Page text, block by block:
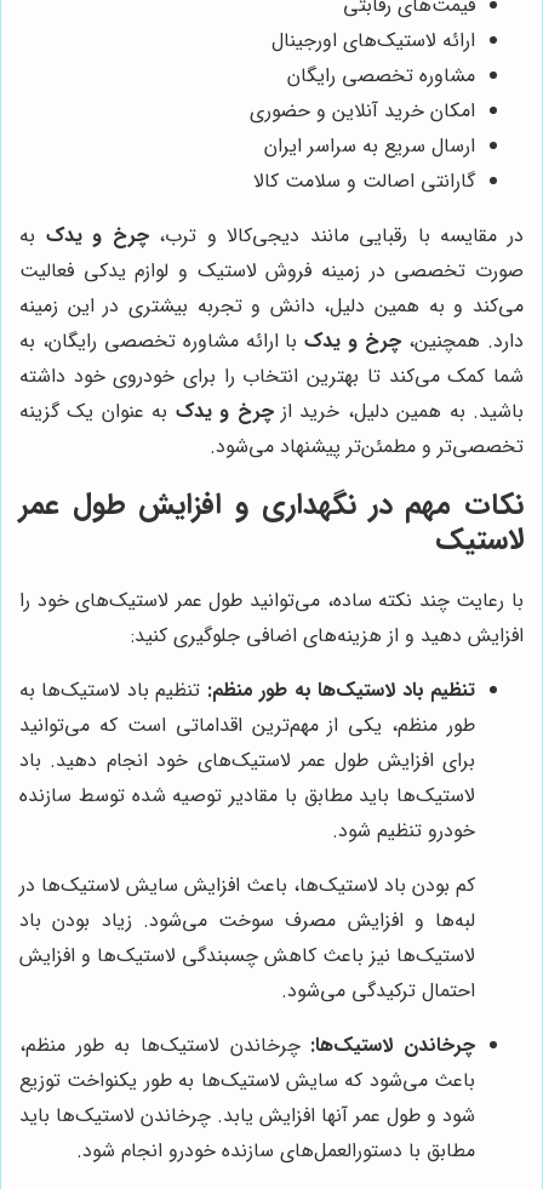
ارائه لاستیک‌های اورجینال
مشاوره تخصصی رایگان
امکان خرید آنلاین و حضوری
ارسال سریع به سراسر ایران
گارانتی اصالت و سلامت کالا
در مقایسه با رقبایی مانند دیجی‌کالا و ترب،چرخ و یدک به
صورت تخصصی در زمینه فروش لاستیک و لوازم یدکی فعالیت
می‌کند و به همین دلیل، دانش و تجربه بیشتری در این زمینه
دارد. همچنین، چرخ و یدکبا ارائه مشاوره تخصصی رایگان، به
شما کمک می‌کند تا بهترین انتخاب را برای خودروی خود داشته
باشید. به همین دلیل، خرید ازچرخ و یدک به عنوان یک گزینه
تخصصی‌تر و مطمئن‌تر پیشنهاد می‌شود.
نکات مهم در نگهداری و افزایش طول عمر
لاستیک
با رعایت چند نکته ساده، می‌توانید طول عمر لاستیک‌های خود را
افزایش دهید و از هزینه‌های اضافی جلوگیری کنید:
تنظیم باد لاستیک‌ها به طور منظم: تنظیم باد لاستیک‌ها به
طور منظم، یکی از مهم‌ترین اقداماتی است که می‌توانید
برای افزایش طول عمر لاستیک‌های خود انجام دهید. باد
لاستیک‌ها باید مطابق با مقادیر توصیه شده توسط سازنده
خودرو تنظیم شود.
کم بودن باد لاستیک‌ها، باعث افزایش سایش لاستیک‌ها در
لبه‌ها و افزایش مصرف سوخت می‌شود. زیاد بودن باد
لاستیک‌ها نیز باعث کاهش چسبندگی لاستیک‌ها و افزایش
احتمال ترکیدگی می‌شود.
چرخاندن لاستیک‌ها: چرخاندن لاستیک‌ها به طور منظم،
باعث می‌شود که سایش لاستیک‌ها به طور یکنواخت توزیع
شود و طول عمر آنها افزایش یابد. چرخاندن لاستیک‌ها باید
مطابق با دستورالعمل‌های سازنده خودرو انجام شود.